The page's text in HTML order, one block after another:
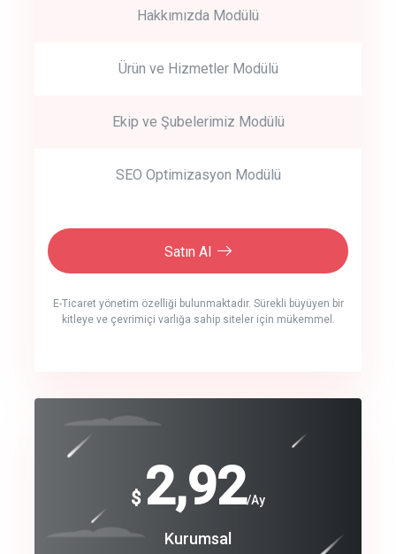
Hakkımızda Modülü
Ürün ve Hizmetler Modülü
Ekip ve Şubelerimiz Modülü
SEO Optimizasyon Modülü
Satın Al
E-Ticaret yönetim özelliği bulunmaktadır. Sürekli büyüyen bir
kitleye ve çevrimiçi varlığa sahip siteler için mükemmel.
crm auto cync
track energy costs
$ 2,92/Ay
Kurumsal
$
240
Coroprate